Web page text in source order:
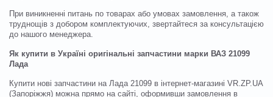
При виникненні питань по товарах або умовах замовлення, а також
труднощів з добором комплектуючих, звертайтеся за консультацією
до нашого менеджера.
Як купити в Україні оригінальні запчастини марки ВАЗ 21099
Лада
Купити нові запчастини на Лада 21099 в інтернет-магазині VR.ZP.UA
(Запоріжжя) можна прямо на сайті, оформивши замовлення в